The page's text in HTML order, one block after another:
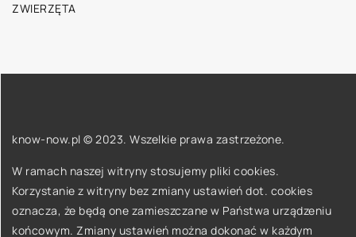
ZWIERZĘTA
know-now.pl © 2023. Wszelkie prawa zastrzeżone.
W ramach naszej witryny stosujemy pliki cookies.
Korzystanie z witryny bez zmiany ustawień dot. cookies
oznacza, że będą one zamieszczane w Państwa urządzeniu
końcowym. Zmiany ustawień można dokonać w każdym